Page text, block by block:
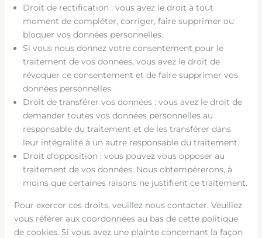
Droit de rectification : vous avez le droit à tout
moment de compléter, corriger, faire supprimer ou
bloquer vos données personnelles.
Si vous nous donnez votre consentement pour le
traitement de vos données, vous avez le droit de
révoquer ce consentement et de faire supprimer vos
données personnelles.
Droit de transférer vos données : vous avez le droit de
demander toutes vos données personnelles au
responsable du traitement et de les transférer dans
leur intégralité à un autre responsable du traitement.
Droit d’opposition : vous pouvez vous opposer au
traitement de vos données. Nous obtempérerons, à
moins que certaines raisons ne justifient ce traitement.
Pour exercer ces droits, veuillez nous contacter. Veuillez
vous référer aux coordonnées au bas de cette politique
de cookies. Si vous avez une plainte concernant la façon